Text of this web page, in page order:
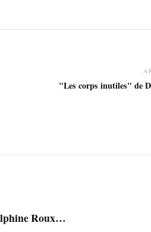
"Les corps inutiles" de
Roux…